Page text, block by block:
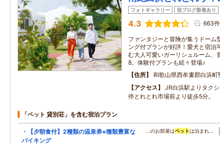
フォトギャラリー 宿ブログ新着あり
4.3 663件
ファンタジーと冒険が集うドーム
ング付プランが好評！愛犬と宿泊
む大人可愛いガーリシュルーム、
8。体験付プランも続々登場♪
住所
和歌山県西牟婁郡白浜
アクセス
JR白浜駅よりタク
停とれとれ市場前より徒歩5分。
「ペット 貸別荘」を含む宿泊プラン
・【夕朝食付】2種類の温泉券×種類豊富な
バイキング
…のお部屋はペットは泊まれ…